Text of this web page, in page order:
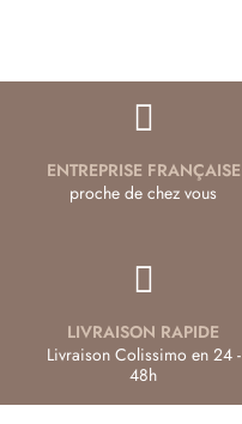
ENTREPRISE FRANÇAISE
proche de chez vous
LIVRAISON RAPIDE
Livraison Colissimo en 24 -
48h